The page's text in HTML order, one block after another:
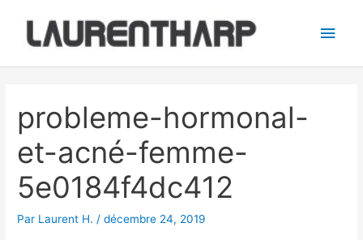
contenu
probleme-hormonal-
et-acné-femme-
5e0184f4dc412
Par Laurent H. /décembre 24, 2019
articles